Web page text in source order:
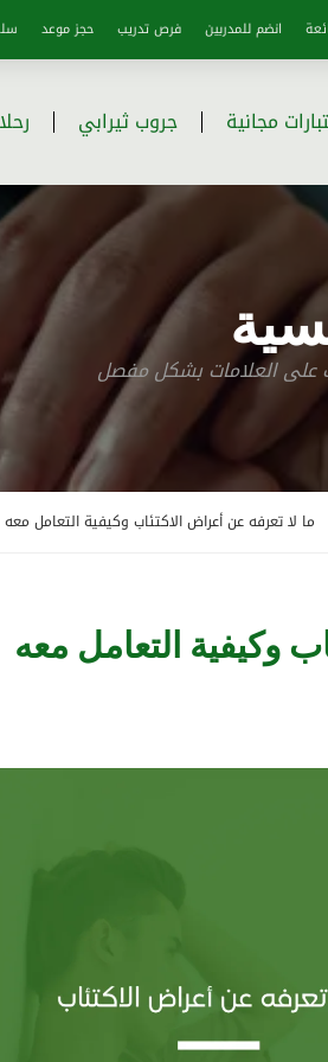
انضم للمدربين فرص تدريب حجز موعد
مجانية جروب ثيرابي
على العلامات بشكل مفصل
ما لا تعرفه عن أعراض الاكتئاب وكيفية التعامل معه
وكيفية التعامل معه